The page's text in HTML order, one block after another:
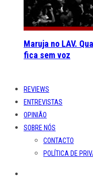
Maruja no LAV.
fica sem voz
REVIEWS
ENTREVISTAS
OPINIÃO
SOBRE NÓS
CONTACTO
POLÍTICA DE